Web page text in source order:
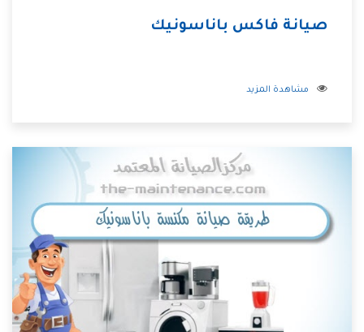
صيانة فاكس باناسونيك
مشاهدة المزيد